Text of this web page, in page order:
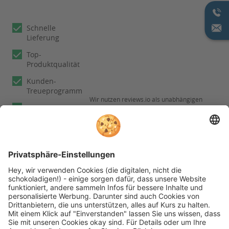
Schnelle
Lieferung
Top-
Produktqualität
Kunden-
Treueprogramm
Experten
Wir nutzen reviews.io als unabhängigen
Dienstleister für die Einholung von
Bewertungen. Erfahren Sie mehr unter
unserenInformationen zu
Kundenbewertungen
Folgen Sie rehashop auch auf folgenden Kanälen